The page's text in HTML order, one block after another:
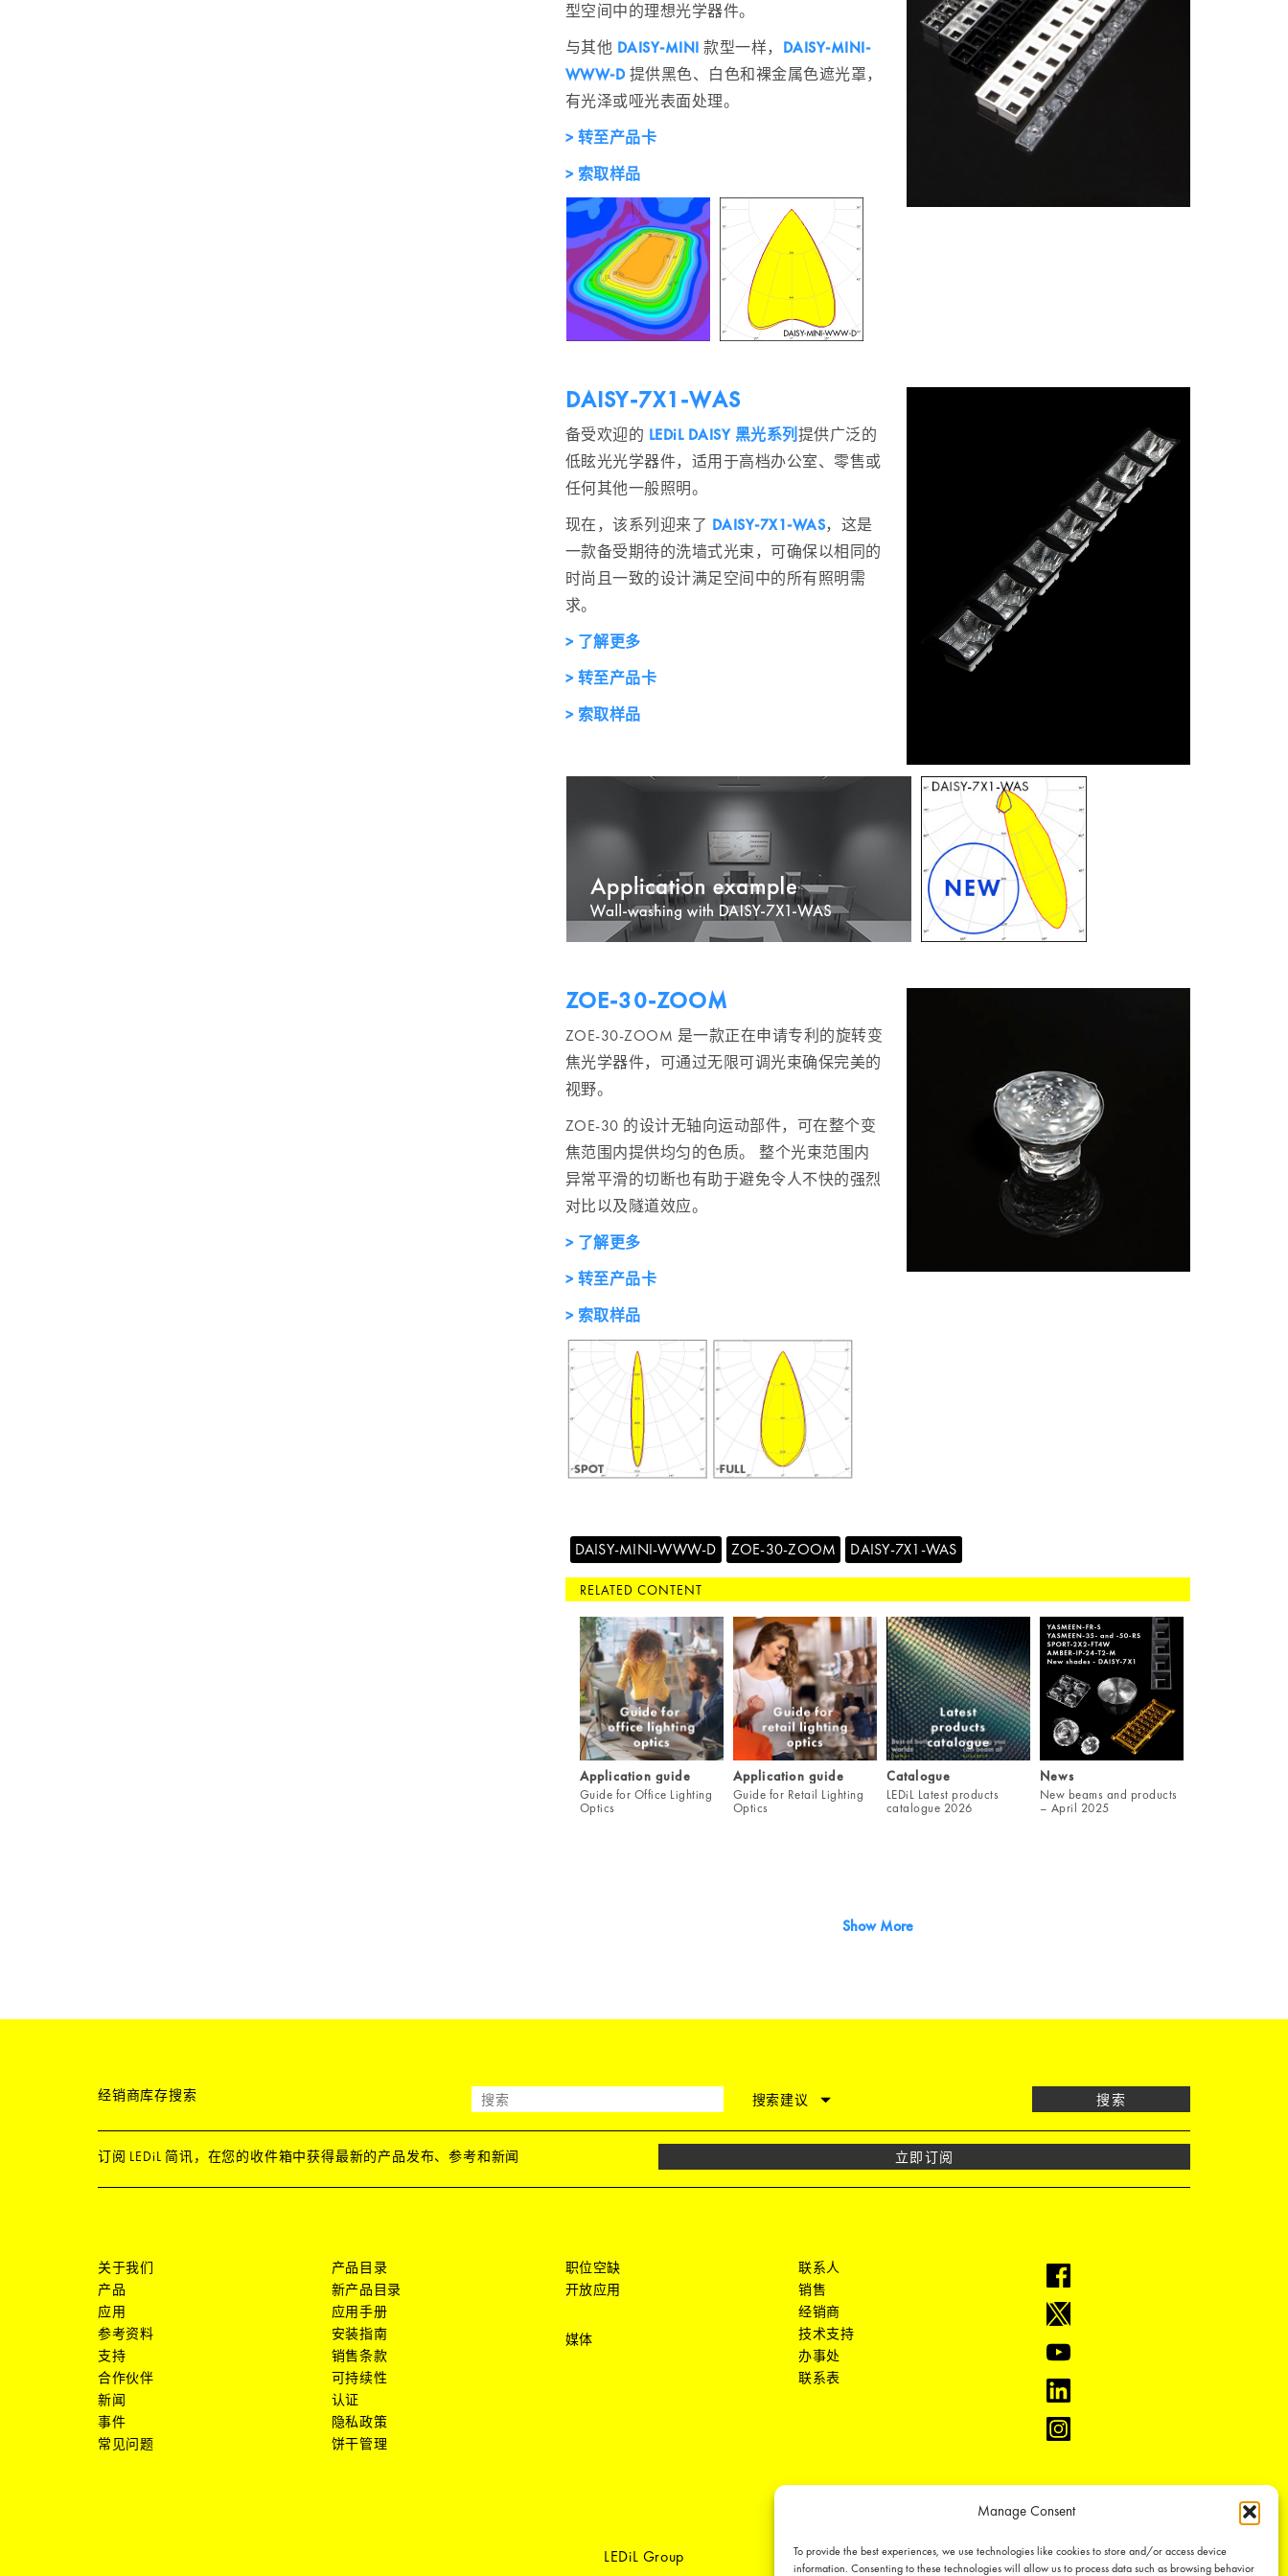
Manage Consent
To provide the best experiences, we use technologies like cookies to store and/or access device
information. Consenting to these technologies will allow us to process data such as browsing behavior
型空间中的理想光学器件。
与其他 DAISY-MINI 款型一样， DAISY-MINI-
WWW-D提供黑色、白色和裸金属色遮光罩，
有光泽或哑光表面处理。
> 转至产品卡
> 索取样品
DAISY-7X1-WAS
备受欢迎的 LEDiL DAISY 黑光系列 提供广泛的
低眩光光学器件，适用于高档办公室、零售或
任何其他一般照明。
现在，该系列迎来了 DAISY-7X1-WAS，这是
一款备受期待的洗墙式光束，可确保以相同的
时尚且一致的设计满足空间中的所有照明需
求。
> 了解更多
> 转至产品卡
> 索取样品
ZOE-30-ZOOM
ZOE-30-ZOOM 是一款正在申请专利的旋转变
焦光学器件，可通过无限可调光束确保完美的
视野。
ZOE-30 的设计无轴向运动部件，可在整个变
焦范围内提供均匀的色质。 整个光束范围内
异常平滑的切断也有助于避免令人不快的强烈
对比以及隧道效应。
> 了解更多
> 转至产品卡
> 索取样品
DAISY-MINI-WWW-D ZOE-30-ZOOM DAISY-7X1-WAS
RELATED CONTENT
Application guide
Guide for Office Lighting
Optics
Application guide
Guide for Retail Lighting
Optics
Catalogue
LEDiL Latest products
catalogue 2026
News
New beams and products
– April 2025
Show More
经销商库存搜索 搜索建议 搜索
订阅 LEDiL 简讯，在您的收件箱中获得最新的产品发布、参考和新闻 立即订阅
关于我们
产品
应用
参考资料
支持
合作伙伴
新闻
事件
常见问题
产品目录
新产品目录
应用手册
安装指南
销售条款
可持续性
认证
隐私政策
饼干管理
职位空缺
开放应用
媒体
联系人
销售
经销商
技术支持
办事处
联系表
LEDiL Group